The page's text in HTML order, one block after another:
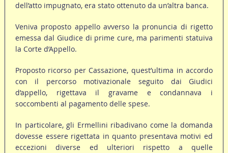
dell’atto impugnato, era stato ottenuto da un’altra banca.
Veniva proposto appello avverso la pronuncia di rigetto
emessa dal Giudice di prime cure, ma parimenti statuiva
la Corte d’Appello.
Proposto ricorso per Cassazione, quest’ultima in accordo
con il percorso motivazionale seguito dai Giudici
d’appello, rigettava il gravame e condannava i
soccombenti al pagamento delle spese.
In particolare, gli Ermellini ribadivano come la domanda
dovesse essere rigettata in quanto presentava motivi ed
eccezioni diverse ed ulteriori rispetto a quelle